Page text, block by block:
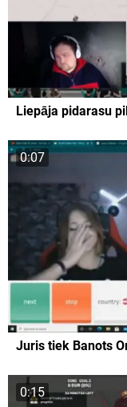
Liepāja pidarasu
0:07
Juris tiek Banots
0:15